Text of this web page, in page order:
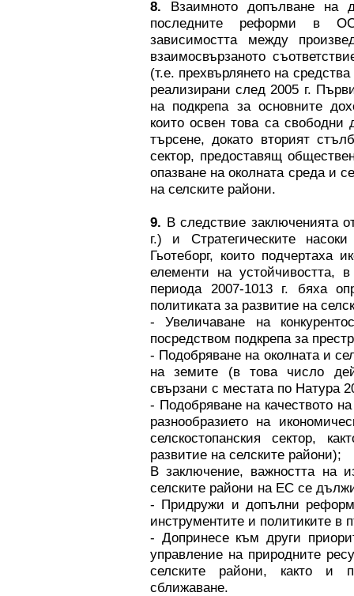
8. Взаимното допълване на
последните реформи в
зависимостта между
взаимосвързаното
(т.е. прехвърлянето на
реализирани след 2005 г.
на подкрепа за основните
които освен това са свободни
търсене, докато вторият
сектор, предоставящ
опазване на околната среда и
на селските райони.
9. В следствие заключенията
г.) и Стратегическите
Гьотеборг, които подчертаха
елементи на устойчивостта,
периода 2007-1013 г. бяха
политиката за развитие на
- Увеличаване на
посредством подкрепа за
- Подобряване на околната и
на земите (в това число
свързани с местата по Натура
- Подобряване на качеството
разнообразието на
селскостопанския сектор,
развитие на селските райони);
В заключение, важността на
селските райони на ЕС се
- Придружи и допълни
инструментите и политиките
- Допринесе към други
управление на природните
селските райони, както и
сближаване.